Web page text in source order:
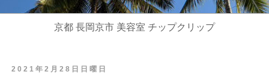
京都 長岡京市 美容室 チップクリップ
2021年2月28日日曜日